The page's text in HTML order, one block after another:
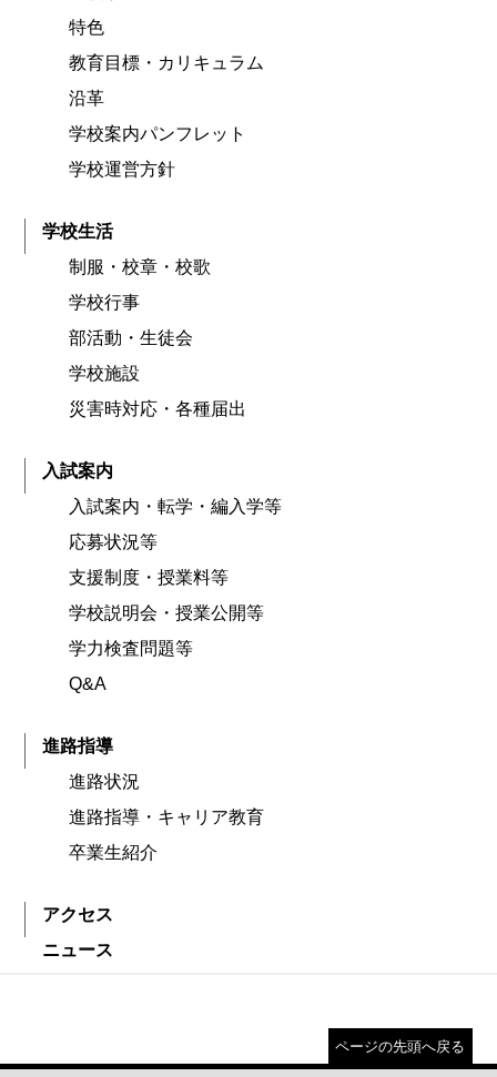
特色
教育目標・カリキュラム
沿革
学校案内パンフレット
学校運営方針
学校生活
制服・校章・校歌
学校行事
部活動・生徒会
学校施設
災害時対応・各種届出
入試案内
入試案内・転学・編入学等
応募状況等
支援制度・授業料等
学校説明会・授業公開等
学力検査問題等
Q&A
進路指導
進路状況
進路指導・キャリア教育
卒業生紹介
アクセス
ニュース
ページの先頭へ戻る